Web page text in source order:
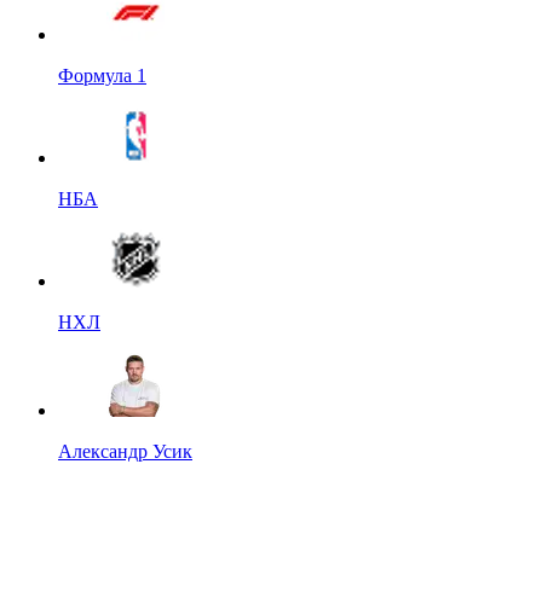
Формула 1
НБА
НХЛ
Александр Усик